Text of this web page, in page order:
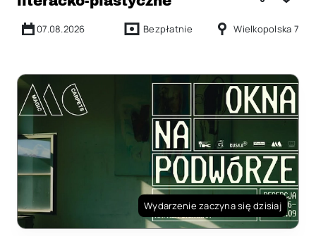
07.08.2026 Bezpłatnie Wielkopolska 7
Wydarzenie zaczyna się dzisiaj